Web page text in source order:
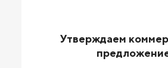
Утверждаем